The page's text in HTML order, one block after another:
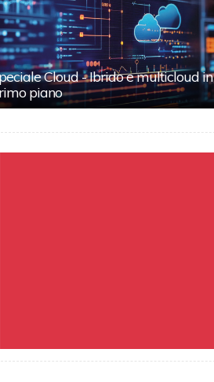
Cloud - Ibrido e multicloud in
piano